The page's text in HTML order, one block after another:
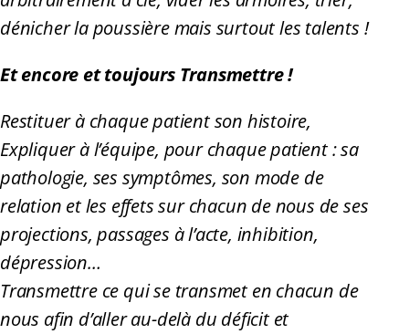
dénicher la poussière mais surtout les talents !
Et encore et toujours Transmettre !
Restituer à chaque patient son histoire,
Expliquer à l’équipe, pour chaque patient : sa
pathologie, ses symptômes, son mode de
relation et les effets sur chacun de nous de ses
projections, passages à l’acte, inhibition,
dépression…
Transmettre ce qui se transmet en chacun de
nous afin d’aller au-delà du déficit et